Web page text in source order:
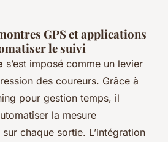
GPS et applications
le suivi
s’est imposé comme un levier
des coureurs. Grâce à
pour gestion temps, il
la mesure
chaque sortie. L’intégration